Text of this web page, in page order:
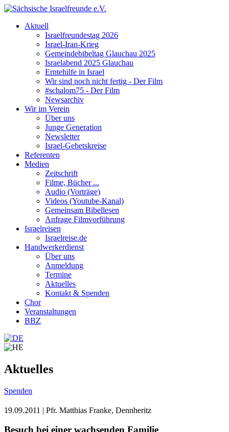
Aktuell
Israelfreundestag 2026
Israel-Iran-Krieg
Gemeindebibeltag Glauchau 2025
Israelabend 2025 Glauchau
Erntehilfe in Israel
Wir sind noch nicht fertig - Der Film
#schalom75 - Der Film
Newsarchiv
Wir im Verein
Über uns
Junge Generation
Newsletter
Israel-Gebetskreise
Referenten
Medien
Zeitschrift
Filme, Bücher ...
Audio (Vorträge)
Videos (Youtube-Kanal)
Gemeinsam Bibellesen
Anfrage Filmvorführung
Israelreisen
Israelreise.de
Handwerkerdienst
Über uns
Anmeldung
Termine
Aktuelles
Kontakt & Spenden
Chor
Veranstaltungen
BBZ
Aktuelles
Spenden
19.09.2011 | Pfr. Matthias Franke, Dennheritz